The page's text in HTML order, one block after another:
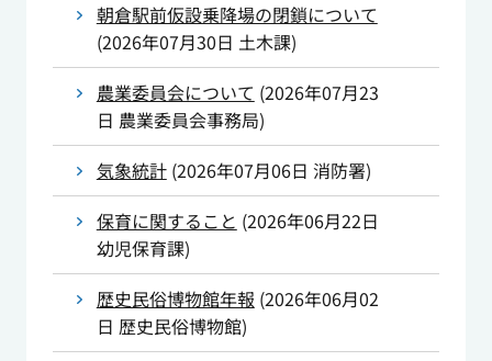
朝倉駅前仮設乗降場の閉鎖について
(2026年07月30日 土木課)
農業委員会について (2026年07月23
日 農業委員会事務局)
気象統計(2026年07月06日 消防署)
保育に関すること (2026年06月22日
幼児保育課)
歴史民俗博物館年報 (2026年06月02
日 歴史民俗博物館)